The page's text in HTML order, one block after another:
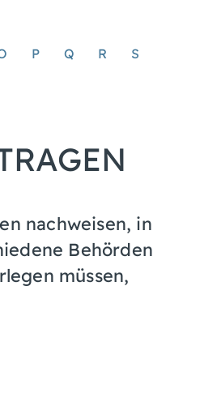
P Q R S
nachweisen, in
Behörden
müssen,